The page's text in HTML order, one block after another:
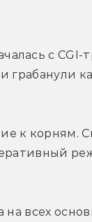
с CGI-
грабанули
к корням.
всех